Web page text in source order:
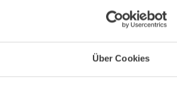
Über Cookies
auf ausgewählte Marken,
die Anforderungen auf dem Wasser
€) für Ihre Bestellung! Schreiben